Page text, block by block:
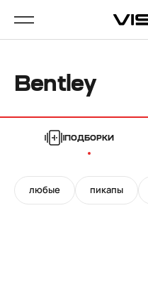
Bentley
ПОДБОРКИ
любые пикапы